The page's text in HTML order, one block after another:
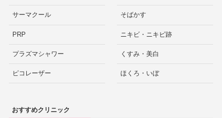
サーマクール
PRP
プラズマシャワー
ピコレーザー
そばかす
ニキビ・ニキビ跡
くすみ・美白
ほくろ・いぼ
おすすめクリニック